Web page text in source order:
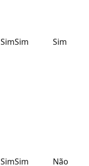
SimSim Sim
SimSim Não